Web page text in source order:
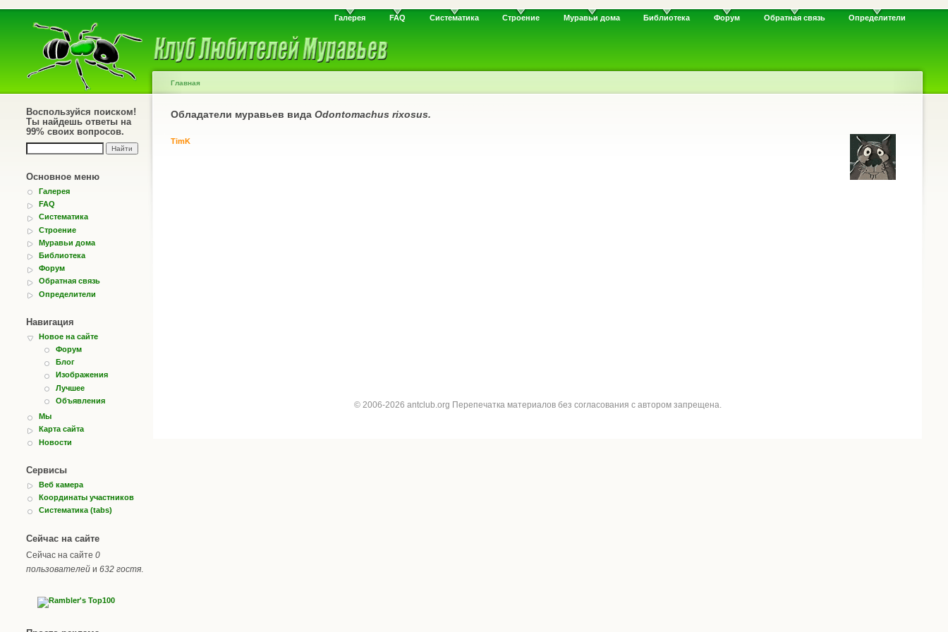
Галерея FAQ Систематика Строение Муравьи дома Библиотека Форум Обратная связь Определители
Воспользуйся поиском!
Ты найдешь ответы на
99% своих вопросов.
Основное меню
Галерея
FAQ
Систематика
Строение
Муравьи дома
Библиотека
Форум
Обратная связь
Определители
Навигация
Новое на сайте
Форум
Блог
Изображения
Лучшее
Объявления
Мы
Карта сайта
Новости
Сервисы
Веб камера
Координаты участников
Систематика (tabs)
Сейчас на сайте
Сейчас на сайте 0
пользователей и 632 гостя
Главная
Обладатели муравьев вида Odontomachus rixosus.
TimK
© 2006-2026 antclub.org Перепечатка материалов без согласования с автором запрещена.